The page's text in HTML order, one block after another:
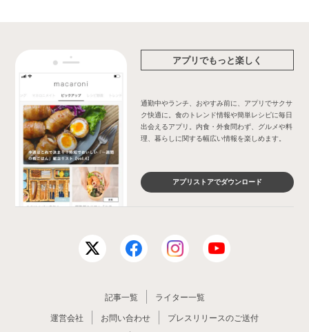
アプリでもっと楽しく
通勤中やランチ、おやすみ前に、アプリでサクサ
ク快適に。食のトレンド情報や簡単レシピに毎日
出会えるアプリ。内食・外食問わず、グルメや料
理、暮らしに関する幅広い情報を楽しめます。
アプリストアでダウンロード
記事一覧
ライター一覧
運営会社
お問い合わせ
プレスリリースのご送付